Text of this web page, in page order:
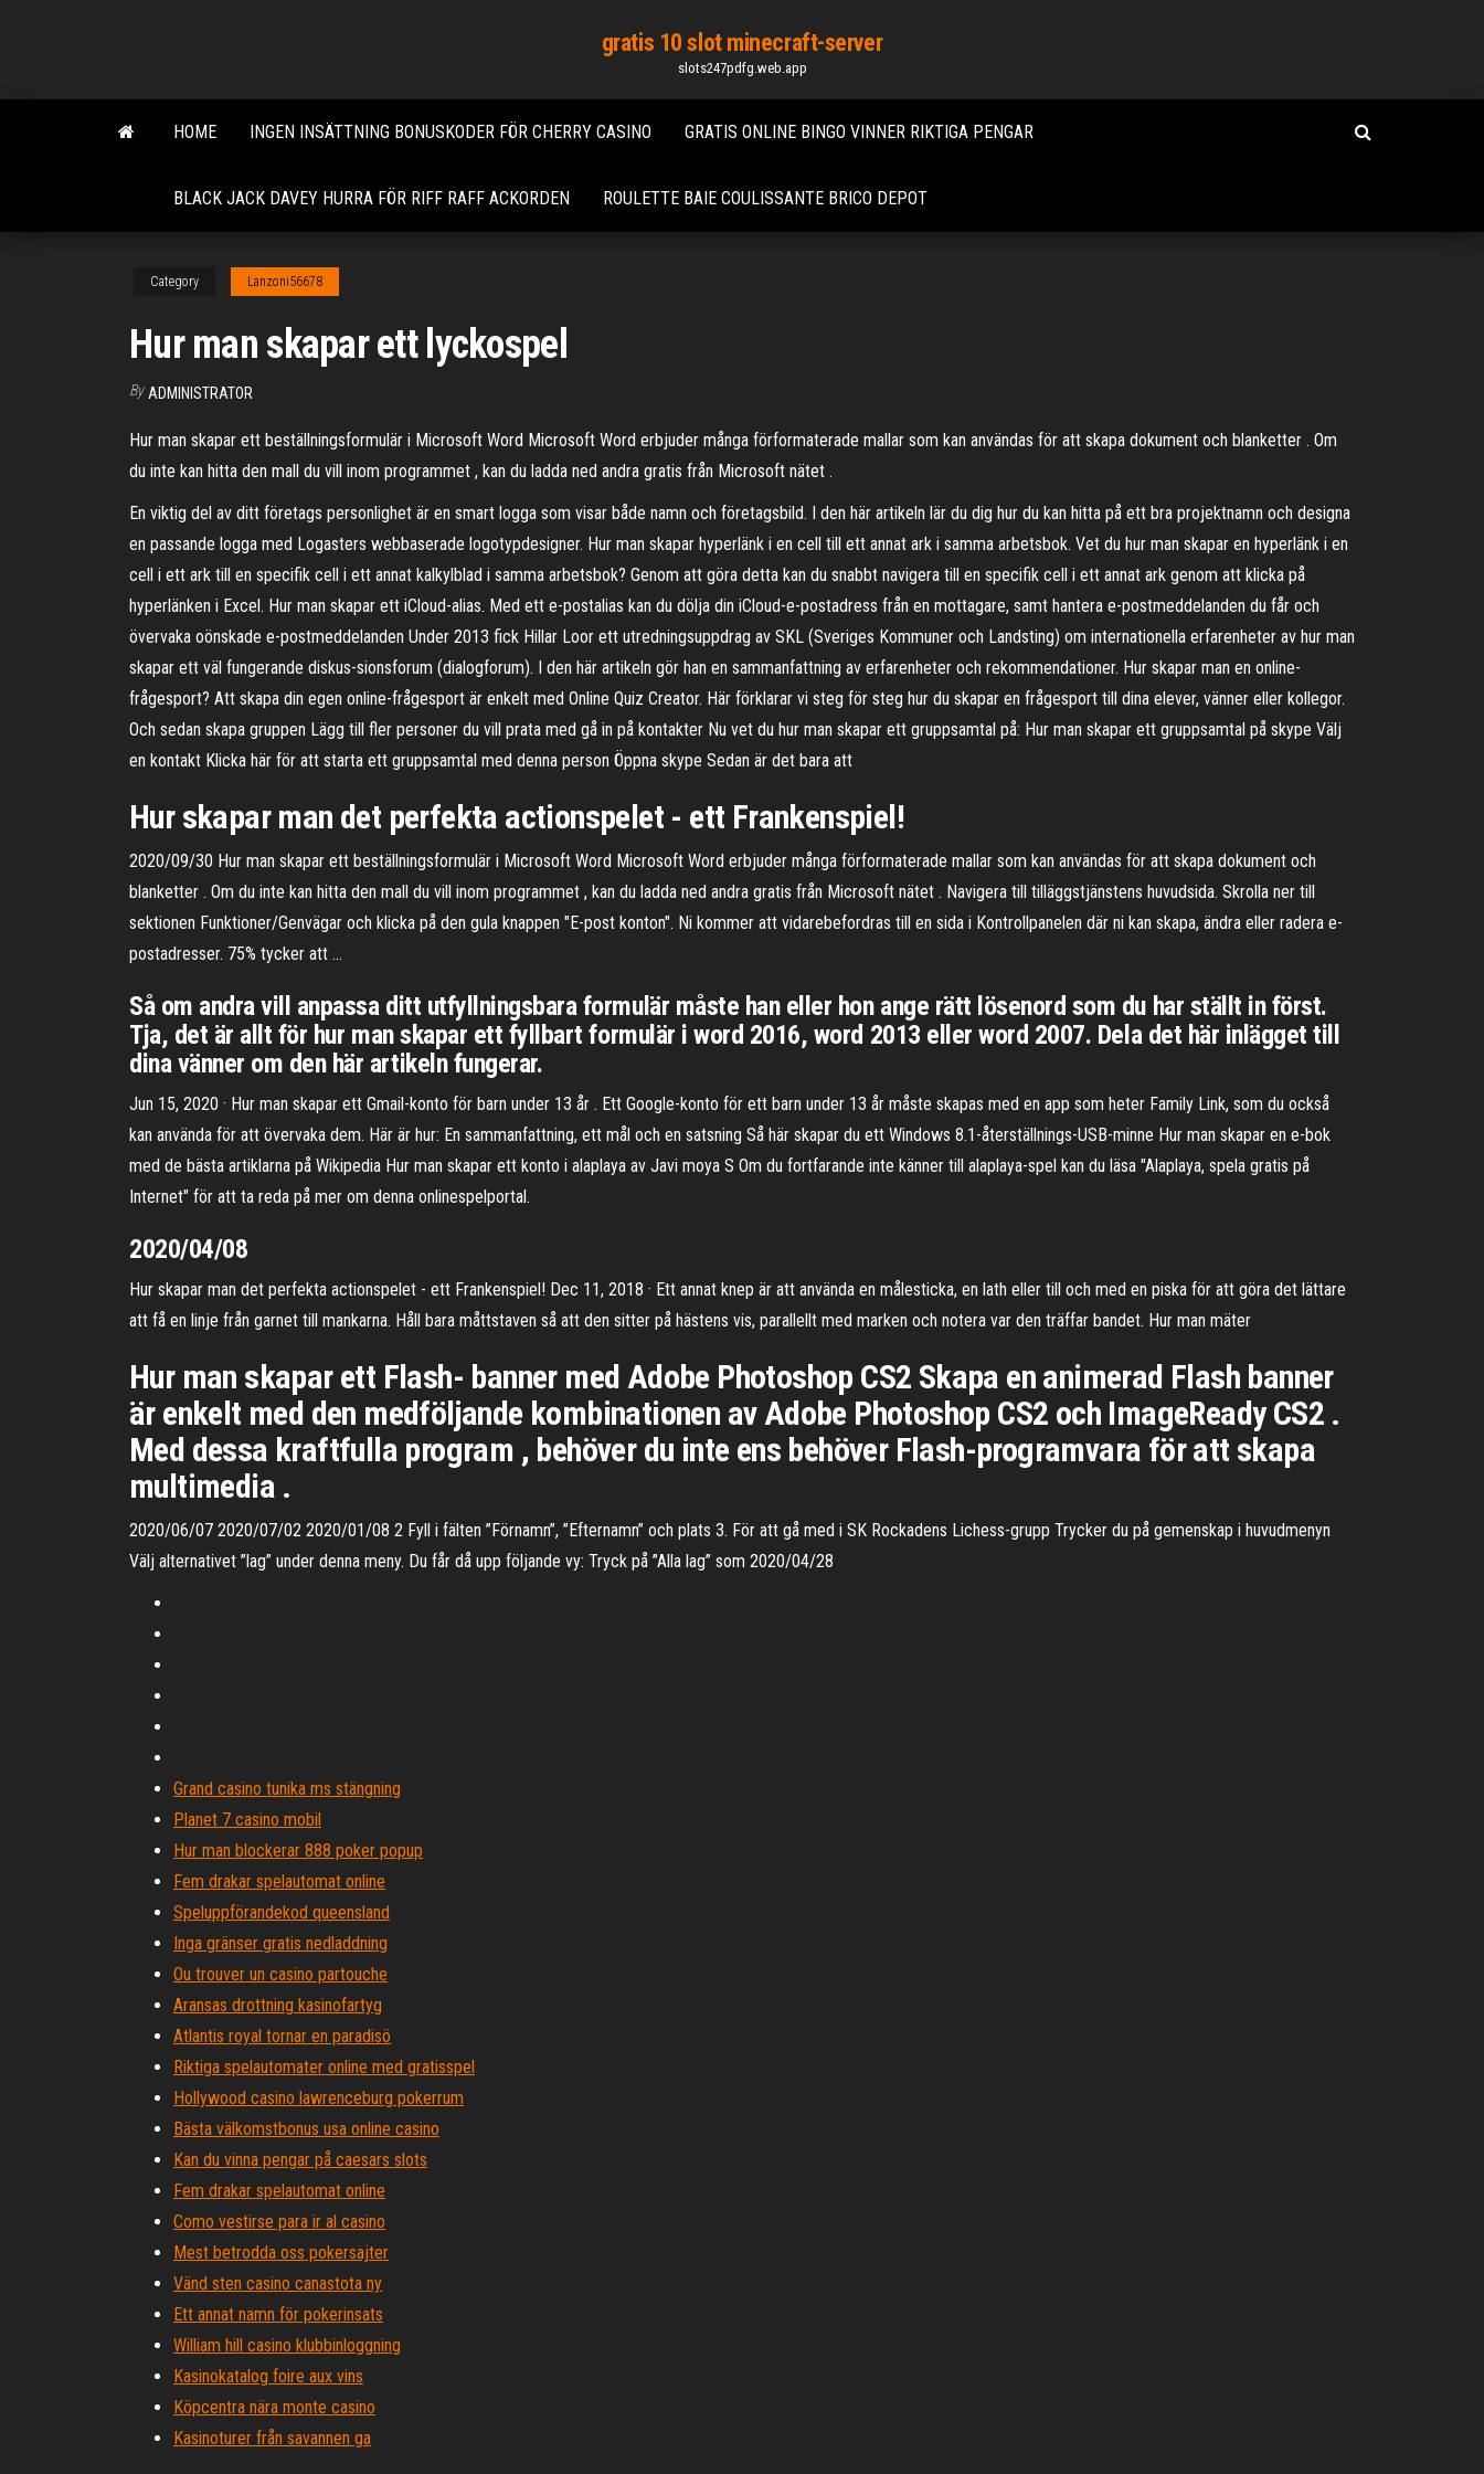
content
gratis 10 slot minecraft-server
slots247pdfg.web.app
HOME INGEN INSÄTTNING BONUSKODER FÖR CHERRY CASINO GRATIS ONLINE BINGO VINNER RIKTIGA PENGAR
BLACK JACK DAVEY HURRA FÖR RIFF RAFF ACKORDEN ROULETTE BAIE COULISSANTE BRICO DEPOT
Category Lanzoni56678
Hur man skapar ett lyckospel
By ADMINISTRATOR
Hur man skapar ett beställningsformulär i Microsoft Word Microsoft Word erbjuder många förformaterade mallar som kan användas för att skapa dokument och blanketter . Om
du inte kan hitta den mall du vill inom programmet , kan du ladda ned andra gratis från Microsoft nätet .
En viktig del av ditt företags personlighet är en smart logga som visar både namn och företagsbild. I den här artikeln lär du dig hur du kan hitta på ett bra projektnamn och designa
en passande logga med Logasters webbaserade logotypdesigner. Hur man skapar hyperlänk i en cell till ett annat ark i samma arbetsbok. Vet du hur man skapar en hyperlänk i en
cell i ett ark till en specifik cell i ett annat kalkylblad i samma arbetsbok? Genom att göra detta kan du snabbt navigera till en specifik cell i ett annat ark genom att klicka på
hyperlänken i Excel. Hur man skapar ett iCloud-alias. Med ett e-postalias kan du dölja din iCloud-e-postadress från en mottagare, samt hantera e-postmeddelanden du får och
övervaka oönskade e-postmeddelanden Under 2013 fick Hillar Loor ett utredningsuppdrag av SKL (Sveriges Kommuner och Landsting) om internationella erfarenheter av hur man
skapar ett väl fungerande diskus-sionsforum (dialogforum). I den här artikeln gör han en sammanfattning av erfarenheter och rekommendationer. Hur skapar man en online-
frågesport? Att skapa din egen online-frågesport är enkelt med Online Quiz Creator. Här förklarar vi steg för steg hur du skapar en frågesport till dina elever, vänner eller kollegor.
Och sedan skapa gruppen Lägg till fler personer du vill prata med gå in på kontakter Nu vet du hur man skapar ett gruppsamtal på: Hur man skapar ett gruppsamtal på skype Välj
en kontakt Klicka här för att starta ett gruppsamtal med denna person Öppna skype Sedan är det bara att
Hur skapar man det perfekta actionspelet - ett Frankenspiel!
2020/09/30 Hur man skapar ett beställningsformulär i Microsoft Word Microsoft Word erbjuder många förformaterade mallar som kan användas för att skapa dokument och
blanketter . Om du inte kan hitta den mall du vill inom programmet , kan du ladda ned andra gratis från Microsoft nätet . Navigera till tilläggstjänstens huvudsida. Skrolla ner till
sektionen Funktioner/Genvägar och klicka på den gula knappen "E-post konton". Ni kommer att vidarebefordras till en sida i Kontrollpanelen där ni kan skapa, ändra eller radera e-
postadresser. 75% tycker att …
Så om andra vill anpassa ditt utfyllningsbara formulär måste han eller hon ange rätt lösenord som du har ställt in först.
Tja, det är allt för hur man skapar ett fyllbart formulär i word 2016, word 2013 eller word 2007. Dela det här inlägget till
dina vänner om den här artikeln fungerar.
Jun 15, 2020 · Hur man skapar ett Gmail-konto för barn under 13 år . Ett Google-konto för ett barn under 13 år måste skapas med en app som heter Family Link, som du också
kan använda för att övervaka dem. Här är hur: En sammanfattning, ett mål och en satsning Så här skapar du ett Windows 8.1-återställnings-USB-minne Hur man skapar en e-bok
med de bästa artiklarna på Wikipedia Hur man skapar ett konto i alaplaya av Javi moya S Om du fortfarande inte känner till alaplaya-spel kan du läsa "Alaplaya, spela gratis på
Internet" för att ta reda på mer om denna onlinespelportal.
2020/04/08
Hur skapar man det perfekta actionspelet - ett Frankenspiel! Dec 11, 2018 · Ett annat knep är att använda en målesticka, en lath eller till och med en piska för att göra det lättare
att få en linje från garnet till mankarna. Håll bara måttstaven så att den sitter på hästens vis, parallellt med marken och notera var den träffar bandet. Hur man mäter
Hur man skapar ett Flash- banner med Adobe Photoshop CS2 Skapa en animerad Flash banner
är enkelt med den medföljande kombinationen av Adobe Photoshop CS2 och ImageReady CS2 .
Med dessa kraftfulla program , behöver du inte ens behöver Flash-programvara för att skapa
multimedia .
2020/06/07 2020/07/02 2020/01/08 2 Fyll i fälten ”Förnamn”, ”Efternamn” och plats 3. För att gå med i SK Rockadens Lichess-grupp Trycker du på gemenskap i huvudmenyn
Välj alternativet ”lag” under denna meny. Du får då upp följande vy: Tryck på ”Alla lag” som 2020/04/28
Grand casino tunika ms stängning
Planet 7 casino mobil
Hur man blockerar 888 poker popup
Fem drakar spelautomat online
Speluppförandekod queensland
Inga gränser gratis nedladdning
Ou trouver un casino partouche
Aransas drottning kasinofartyg
Atlantis royal tornar en paradisö
Riktiga spelautomater online med gratisspel
Hollywood casino lawrenceburg pokerrum
Bästa välkomstbonus usa online casino
Kan du vinna pengar på caesars slots
Fem drakar spelautomat online
Como vestirse para ir al casino
Mest betrodda oss pokersajter
Vänd sten casino canastota ny
Ett annat namn för pokerinsats
William hill casino klubbinloggning
Kasinokatalog foire aux vins
Köpcentra nära monte casino
Kasinoturer från savannen ga